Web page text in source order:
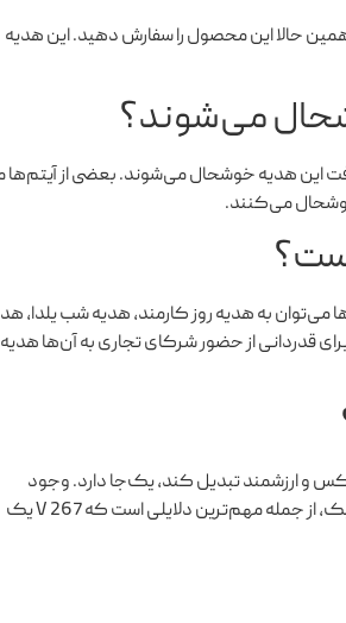
حالا این محصول را سفارش دهید. این هدیه
این هدیه خوشحال می‌شوند. بعضی از آیتم‌ها
خوشحال می‌کنند.
به هدیه روز کارمند، هدیه شب یلدا،
قدردانی از حضور شرکای تجاری به آن‌ها هدیه
و ارزشمند تبدیل کند، یک‌جا دارد. وجود
صنایع‌دستی و استفاده از مواد اولیه درجه یک، و همچنین بسته‌بندی باکیفیت و شیک، از جمله مهم‌ترین دلایلی است که V 267 یک